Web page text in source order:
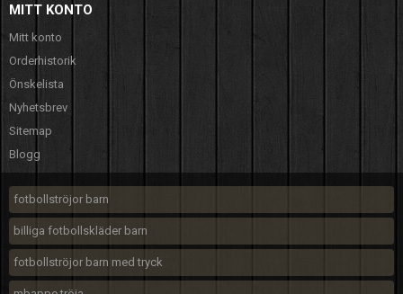
MITT KONTO
Mitt konto
Orderhistorik
Önskelista
Nyhetsbrev
Sitemap
Blogg
fotbollströjor barn
billiga fotbollskläder barn
fotbollströjor barn med tryck